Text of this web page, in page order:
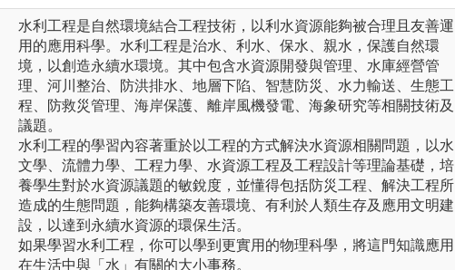
水利工程是自然環境結合工程技術，以利水資源能夠被合理且友善運
用的應用科學。水利工程是治水、利水、保水、親水，保護自然環
境，以創造永續水環境。其中包含水資源開發與管理、水庫經營管
理、河川整治、防洪排水、地層下陷、智慧防災、水力輸送、生態工
程、防救災管理、海岸保護、離岸風機發電、海象研究等相關技術及
議題。
水利工程的學習內容著重於以工程的方式解決水資源相關問題，以水
文學、流體力學、工程力學、水資源工程及工程設計等理論基礎，培
養學生對於水資源議題的敏銳度，並懂得包括防災工程、解決工程所
造成的生態問題，能夠構築友善環境、有利於人類生存及應用文明建
設，以達到永續水資源的環保生活。
如果學習水利工程，你可以學到更實用的物理科學，將這門知識應用
在生活中與「水」有關的大小事務。